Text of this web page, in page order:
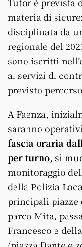
materia di
disciplinata da
regionale del
sono iscritti
ai servizi di
previsto
A Faenza,
saranno operativi
fascia oraria
per turno, si
monitoraggio
della Polizia
principali piazze
parco Mita,
Francesco e
(piazza Dante e